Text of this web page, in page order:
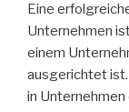
Eine
Unternehmen
einem
ausgerichtet
in